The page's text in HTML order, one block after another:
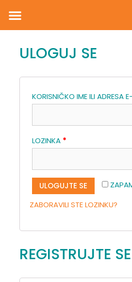
ULOGUJ SE
KORISNIČKO IME ILI ADRESA
LOZINKA *
ULOGUJTE SE
ZABORAVILI STE LOZINKU?
REGISTRUJTE SE